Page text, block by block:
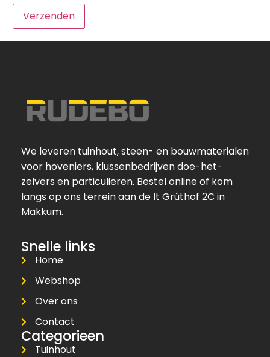
We leveren tuinhout, steen- en bouwmaterialen
voor hoveniers, klussenbedrijven doe-het-
zelvers en particulieren. Bestel online of kom
langs op ons terrein aan de It Grûthof 2C in
Makkum.
Snelle links
Home
Webshop
Over ons
Contact
Categorieen
Tuinhout